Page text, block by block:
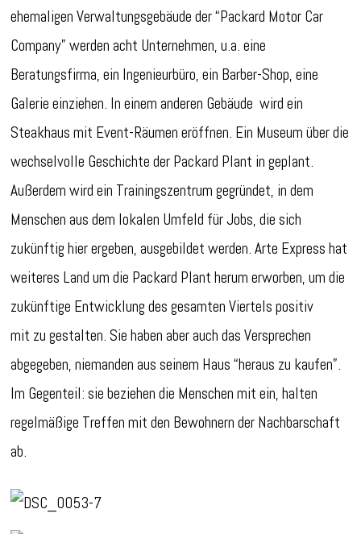
ehemaligen Verwaltungsgebäude der “Packard Motor Car
Company” werden acht Unternehmen, u.a. eine
Beratungsfirma, ein Ingenieurbüro, ein Barber-Shop, eine
Galerie einziehen. In einem anderen Gebäude wird ein
Steakhaus mit Event-Räumen eröffnen. Ein Museum über die
wechselvolle Geschichte der Packard Plant in geplant.
Außerdem wird ein Trainingszentrum gegründet, in dem
Menschen aus dem lokalen Umfeld für Jobs, die sich
zukünftig hier ergeben, ausgebildet werden. Arte Express hat
weiteres Land um die Packard Plant herum erworben, um die
zukünftige Entwicklung des gesamten Viertels positiv
mit zu gestalten. Sie haben aber auch das Versprechen
abgegeben, niemanden aus seinem Haus “heraus zu kaufen”.
Im Gegenteil: sie beziehen die Menschen mit ein, halten
regelmäßige Treffen mit den Bewohnern der Nachbarschaft
ab.